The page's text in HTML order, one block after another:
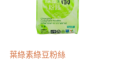
葉綠素綠豆粉絲